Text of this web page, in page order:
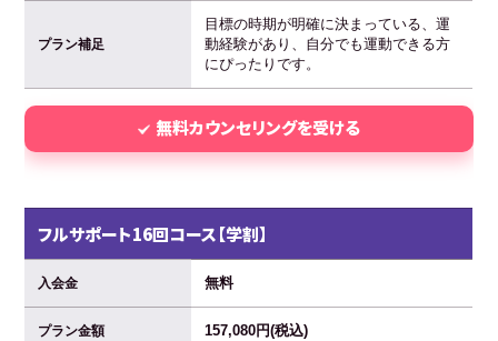
プラン補足
目標の時期が明確に決まっている、運
動経験があり、自分でも運動できる方
にぴったりです。
無料カウンセリングを受ける
フルサポート16回コース【学割】
入会金 無料
プラン金額 157,080円(税込)